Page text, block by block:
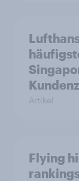
Artikel
Flying